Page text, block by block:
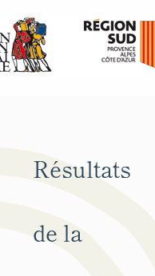
Résultats
de la